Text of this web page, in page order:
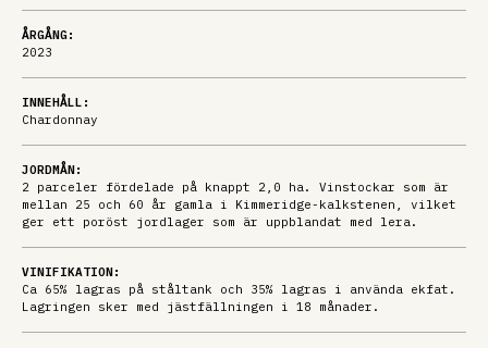
ÅRGÅNG:
2023
INNEHÅLL:
Chardonnay
JORDMÅN:
2 parceler fördelade på knappt 2,0 ha. Vinstockar som är
mellan 25 och 60 år gamla i Kimmeridge-kalkstenen, vilket
ger ett poröst jordlager som är uppblandat med lera.
VINIFIKATION:
Ca 65% lagras på ståltank och 35% lagras i använda ekfat.
Lagringen sker med jästfällningen i 18 månader.